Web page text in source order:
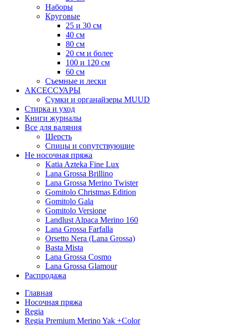
Наборы
Круговые
25 и 30 см
40 см
80 см
20 см и более
100 и 120 см
60 см
Съемные и лески
АКСЕССУАРЫ
Сумки и органайзеры MUUD
Стирка и уход
Книги журналы
Все для валяния
Шерсть
Спицы и сопутствующие
Не носочная пряжа
Katia Azteka Fine Lux
Lana Grossa Brillino
Lana Grossa Merino Twister
Gomitolo Christmas Edition
Gomitolo Gala
Gomitolo Versione
Landlust Alpaca Merino 160
Lana Grossa Farfalla
Orsetto Nera (Lana Grossa)
Basta Mista
Lana Grossa Cosmo
Lana Grossa Glamour
Распродажа
Главная
Носочная пряжа
Regia
Regia Premium Merino Yak +Color